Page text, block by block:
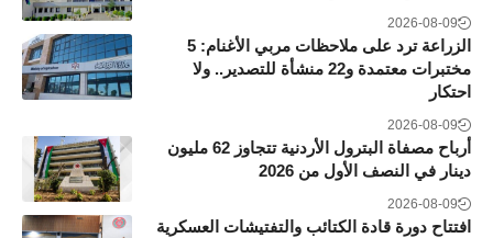
2026-08-09
الزراعة ترد على ملاحظات مربي الأغنام: 5
مختبرات معتمدة و22 منشأة للتصدير.. ولا
احتكار
2026-08-09
أرباح مصفاة البترول الأردنية تتجاوز 62 مليون
دينار في النصف الأول من 2026
2026-08-09
افتتاح دورة قادة الكتائب والتفتيشات العسكرية